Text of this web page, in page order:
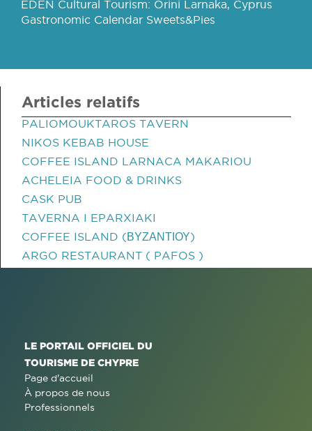
EDEN Cultural Tourism: Orini Larnaka, Cyprus
Gastronomic Calendar Sweets&Pies
Articles relatifs
PALIOMOUKTAROS TAVERN
NIKOS KEBAB HOUSE
COFFEE ISLAND LARNACA MAKARIOU
ACHELEIA FOOD & DRINKS
CASK PUB
TAVERNA I EPARXIAKI
COFFEE ISLAND (ΒΥΖΑΝΤΙΟΥ)
ARGO RESTAURANT ( PAFOS )
LE PORTAIL OFFICIEL DU
TOURISME DE CHYPRE
Page d'accueil
À propos de nous
Professionnels